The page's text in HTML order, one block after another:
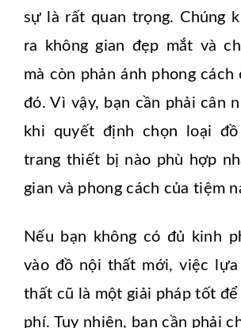
sự là rất quan trọng. Chúng
ra không gian đẹp mắt và
mà còn phản ánh phong cách
đó. Vì vậy, bạn cần phải cân
khi quyết định chọn loại
trang thiết bị nào phù hợp
gian và phong cách của tiệm
Nếu bạn không có đủ kinh
vào đồ nội thất mới, việc
thất cũ là một giải pháp tốt
phí. Tuy nhiên, bạn cần phải